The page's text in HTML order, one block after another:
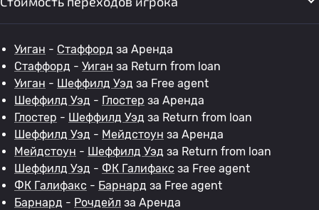
Уиган - Стаффорд за Аренда
Стаффорд - Уиган за Return from loan
Уиган - Шеффилд Уэд за Free agent
Шеффилд Уэд - Глостер за Аренда
Глостер - Шеффилд Уэд за Return from loan
Шеффилд Уэд - Мейдстоун за Аренда
Мейдстоун - Шеффилд Уэд за Return from loan
Шеффилд Уэд - ФК Галифакс за Free agent
ФК Галифакс - Барнард за Free agent
Барнард - Рочдейл за Аренда